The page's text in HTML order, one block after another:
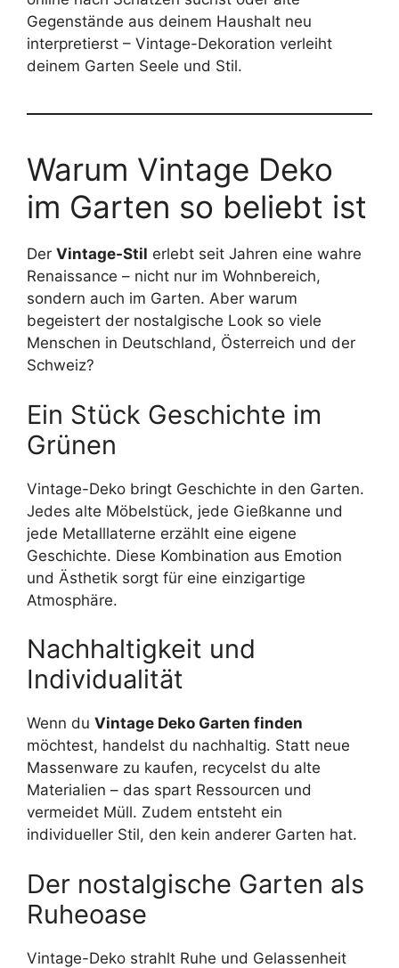
Gegenstände aus deinem Haushalt neu
interpretierst – Vintage-Dekoration verleiht
deinem Garten Seele und Stil.
Warum Vintage Deko
im Garten so beliebt ist
Der Vintage-Stil erlebt seit Jahren eine wahre
Renaissance – nicht nur im Wohnbereich,
sondern auch im Garten. Aber warum
begeistert der nostalgische Look so viele
Menschen in Deutschland, Österreich und der
Schweiz?
Ein Stück Geschichte im
Grünen
Vintage-Deko bringt Geschichte in den Garten.
Jedes alte Möbelstück, jede Gießkanne und
jede Metalllaterne erzählt eine eigene
Geschichte. Diese Kombination aus Emotion
und Ästhetik sorgt für eine einzigartige
Atmosphäre.
Nachhaltigkeit und
Individualität
Wenn du Vintage Deko Garten finden
möchtest, handelst du nachhaltig. Statt neue
Massenware zu kaufen, recycelst du alte
Materialien – das spart Ressourcen und
vermeidet Müll. Zudem entsteht ein
individueller Stil, den kein anderer Garten hat.
Der nostalgische Garten als
Ruheoase
Vintage-Deko strahlt Ruhe und Gelassenheit